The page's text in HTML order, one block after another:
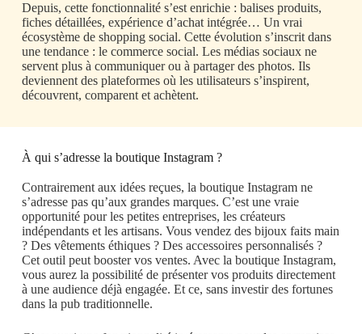
Depuis, cette fonctionnalité s’est enrichie : balises produits,
fiches détaillées, expérience d’achat intégrée… Un vrai
écosystème de shopping social. Cette évolution s’inscrit dans
une tendance : le commerce social. Les médias sociaux ne
servent plus à communiquer ou à partager des photos. Ils
deviennent des plateformes où les utilisateurs s’inspirent,
découvrent, comparent et achètent.
À qui s’adresse la boutique Instagram ?
Contrairement aux idées reçues, la boutique Instagram ne
s’adresse pas qu’aux grandes marques. C’est une vraie
opportunité pour les petites entreprises, les créateurs
indépendants et les artisans. Vous vendez des bijoux faits main
? Des vêtements éthiques ? Des accessoires personnalisés ?
Cet outil peut booster vos ventes. Avec la boutique Instagram,
vous aurez la possibilité de présenter vos produits directement
à une audience déjà engagée. Et ce, sans investir des fortunes
dans la pub traditionnelle.